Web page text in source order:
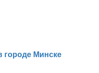
городе Минске